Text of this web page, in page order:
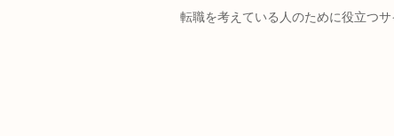
転職を考えている人のために役立つ